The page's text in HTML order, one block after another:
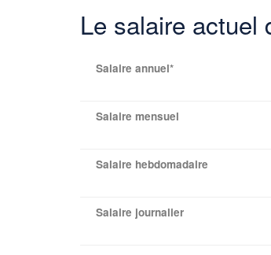
Le salaire actuel
Salaire annuel*
Salaire mensuel
Salaire hebdomadaire
Salaire journalier